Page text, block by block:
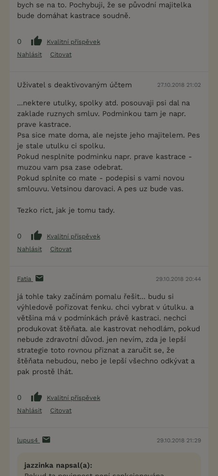
bych se na to. Pochybuji, že se původní majitelka
bude domáhat kastrace soudně.
0
Kvalitní příspěvek
Nahlásit
Citovat
Uživatel s deaktivovaným účtem 27.10.2018 21:02
...nektere utulky, spolky atd. posouvaji psi dal na
zaklade ruznych smluv. Podminkou tam je napr.
prave kastrace.
Psa sice mate doma, ale nejste jeho majitelem. Pes
je stale utulku ci spolku.
Pokud nesplnite podminku napr. prave kastrace -
muzou vam psa zase odebrat.
Pokud splnite co mate - podepisi s vami novou
smlouvu. Vetsinou darovaci. A pes uz bude vas.
Tezko rict, jak je tomu tady.
0
Kvalitní příspěvek
Nahlásit
Citovat
Fatia 29.10.2018 20:44
já tohle taky začínám pomalu řešit... budu si
výhledově pořizovat fenku. chci vybrat v útulku. a
většina má v podmínkách právě kastraci. nechci
produkovat štěňata. ale kastrovat nehodlám, pokud
nebude zdravotní důvod. jen nevím, zda je lepší
strategie toto rovnou přiznat a zaručit se, že
štěňata nebudou, nebo je lepší všechno odkývat a
pak prostě lhát.
0
Kvalitní příspěvek
Nahlásit
Citovat
lupus4 29.10.2018 21:29
jazzinka napsal(a):